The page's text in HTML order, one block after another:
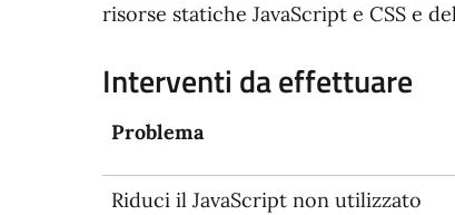
risorse statiche JavaScript e CSS e
Interventi da effettuare
Problema
Riduci il JavaScript non utilizzato